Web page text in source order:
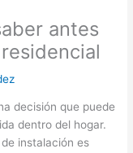
antes
decisión que puede
dentro del hogar.
instalación es